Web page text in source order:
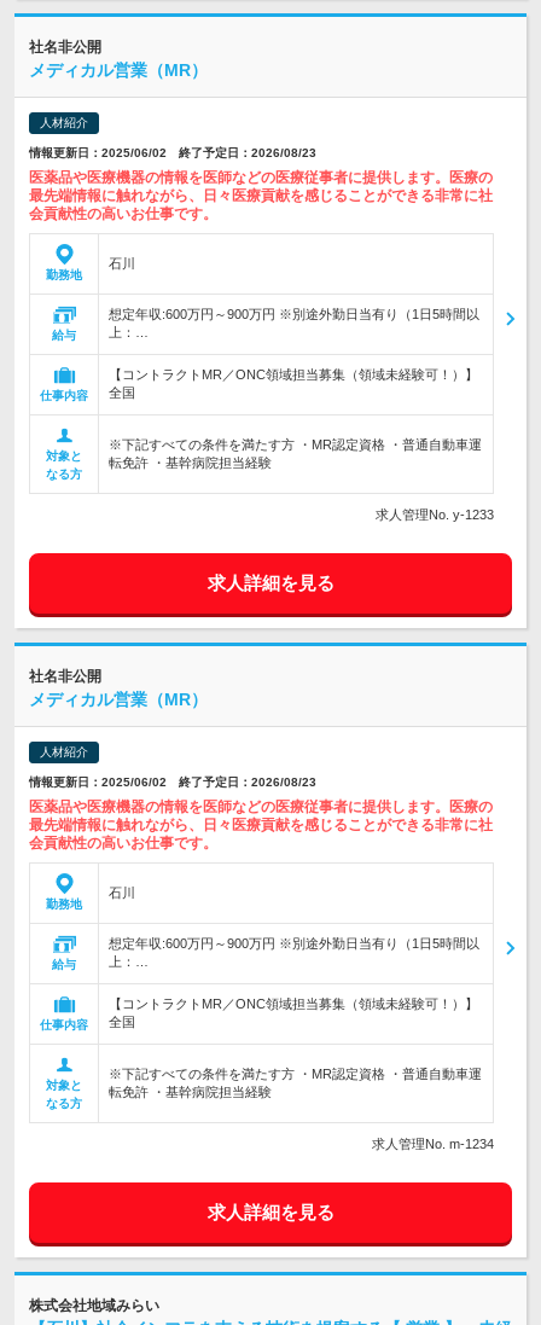
社名非公開
メディカル営業（MR）
人材紹介
情報更新日：2025/06/02 終了予定日：2026/08/23
医薬品や医療機器の情報を医師などの医療従事者に提供します。医療の
最先端情報に触れながら、日々医療貢献を感じることができる非常に社
会貢献性の高いお仕事です。
勤務地
石川
給与
想定年収:600万円～900万円 ※別途外勤日当有り（1日5時間以
上：…
仕事内容
【コントラクトMR／ONC領域担当募集（領域未経験可！）】
全国
対象と
なる方
※下記すべての条件を満たす方 ・MR認定資格 ・普通自動車運
転免許 ・基幹病院担当経験
求人管理No. y-1233
求人詳細を見る
社名非公開
メディカル営業（MR）
人材紹介
情報更新日：2025/06/02 終了予定日：2026/08/23
医薬品や医療機器の情報を医師などの医療従事者に提供します。医療の
最先端情報に触れながら、日々医療貢献を感じることができる非常に社
会貢献性の高いお仕事です。
勤務地
石川
給与
想定年収:600万円～900万円 ※別途外勤日当有り（1日5時間以
上：…
仕事内容
【コントラクトMR／ONC領域担当募集（領域未経験可！）】
全国
対象と
なる方
※下記すべての条件を満たす方 ・MR認定資格 ・普通自動車運
転免許 ・基幹病院担当経験
求人管理No. m-1234
求人詳細を見る
株式会社地域みらい